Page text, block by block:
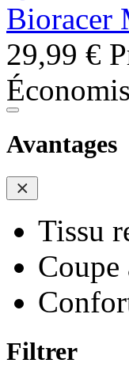
Bioracer
29,99 €
Avantages
Tissu
Coupe
Filtrer